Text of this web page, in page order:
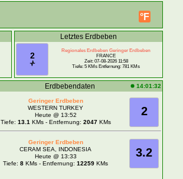
°F
Letztes Erdbeben
2
Regionales Erdbeben Geringer Erdbeben
FRANCE
Zeit: 07-08-2026 11:58
Tiefe: 5 KMs Entfernung: 781 KMs
Erdbebendaten 14:01:32
2
Geringer Erdbeben
WESTERN TURKEY
Heute @ 13:52
Tiefe: 13.1 KMs - Entfernung: 2047KMs
3.2
Geringer Erdbeben
CERAM SEA, INDONESIA
Heute @ 13:33
Tiefe: 8 KMs - Entfernung: 12259 KMs